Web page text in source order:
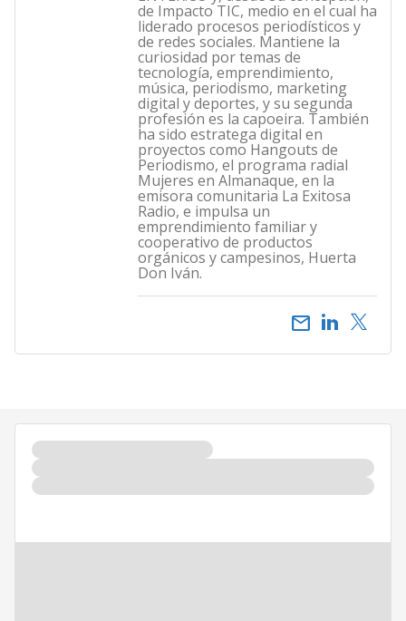
de Impacto TIC, medio en el cual ha
liderado procesos periodísticos y
de redes sociales. Mantiene la
curiosidad por temas de
tecnología, emprendimiento,
música, periodismo, marketing
digital y deportes, y su segunda
profesión es la capoeira. También
ha sido estratega digital en
proyectos como Hangouts de
Periodismo, el programa radial
Mujeres en Almanaque, en la
emisora comunitaria La Exitosa
Radio, e impulsa un
emprendimiento familiar y
cooperativo de productos
orgánicos y campesinos, Huerta
Don Iván.
email